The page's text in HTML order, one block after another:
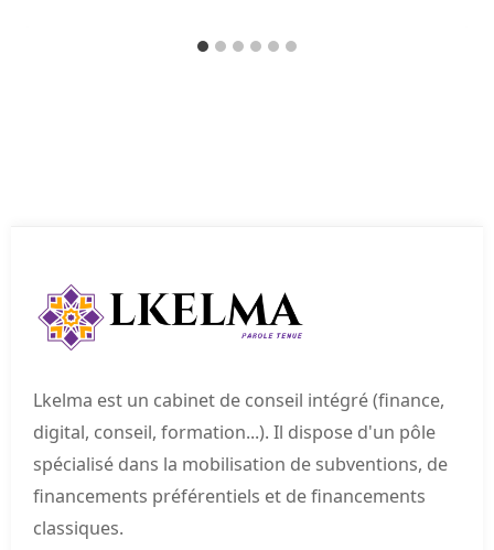
Lkelma est un cabinet de conseil intégré (finance,
digital, conseil, formation...). Il dispose d'un pôle
spécialisé dans la mobilisation de subventions, de
financements préférentiels et de financements
classiques.